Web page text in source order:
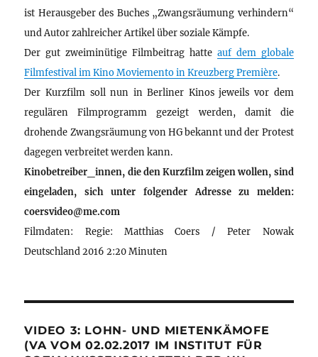
ist Herausgeber des Buches „Zwangsräumung verhindern“
und Autor zahlreicher Artikel über soziale Kämpfe.
Der gut zweiminütige Filmbeitrag hatte auf dem globale
Filmfestival im Kino Moviemento in Kreuzberg Première.
Der Kurzfilm soll nun in Berliner Kinos jeweils vor dem
regulären Filmprogramm gezeigt werden, damit die
drohende Zwangsräumung von HG bekannt und der Protest
dagegen verbreitet werden kann.
Kinobetreiber_innen, die den Kurzfilm zeigen wollen, sind
eingeladen, sich unter folgender Adresse zu melden:
coersvideo@me.com
Filmdaten: Regie: Matthias Coers / Peter Nowak
Deutschland 2016 2:20 Minuten
VIDEO 3: LOHN- UND MIETENKÄMOFE
(VA VOM 02.02.2017 IM INSTITUT FÜR